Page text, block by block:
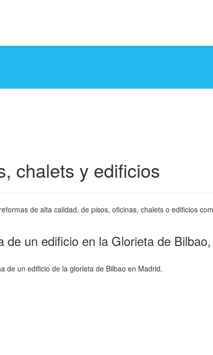
chalets y edificios
de alta calidad, de pisos, oficinas, chalets o edificios
de un edificio en la Glorieta de
de un edificio de la glorieta de Bilbao en Madrid.